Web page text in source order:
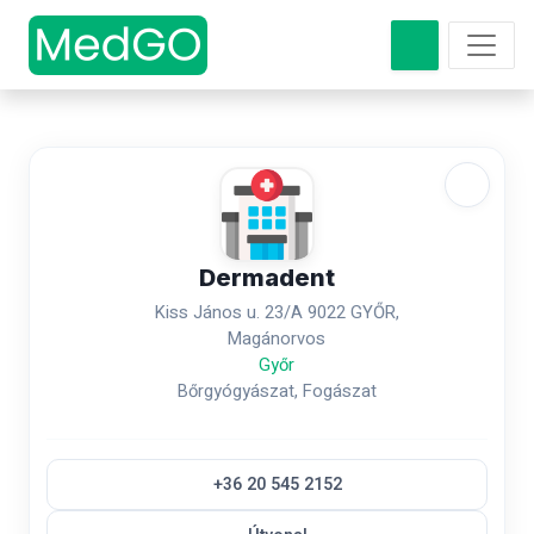
Dermadent
Kiss János u. 23/A 9022 GYŐR,
Magánorvos
Győr
Bőrgyógyászat, Fogászat
+36 20 545 2152